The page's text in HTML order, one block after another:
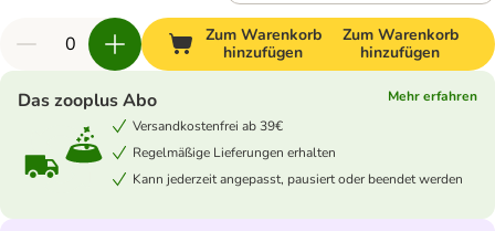
Zum Warenkorb
hinzufügen
Zum Warenkorb
hinzufügen
Das zooplus Abo
Mehr erfahren
Versandkostenfrei ab 39€
Regelmäßige Lieferungen erhalten
Kann jederzeit angepasst, pausiert oder beendet werden